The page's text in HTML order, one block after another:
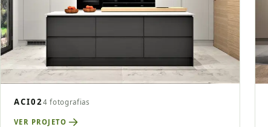
ACI02 4 fotografias
VER PROJETO